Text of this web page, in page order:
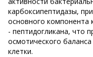
карбоксипептидазы,
основного компонента
- пептидогликана, что
осмотического
клетки.